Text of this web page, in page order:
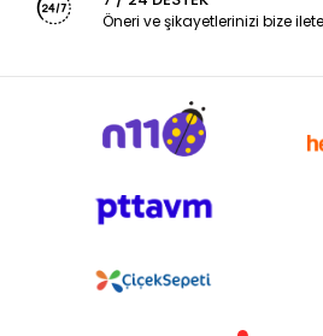
Öneri ve şikayetlerinizi bize